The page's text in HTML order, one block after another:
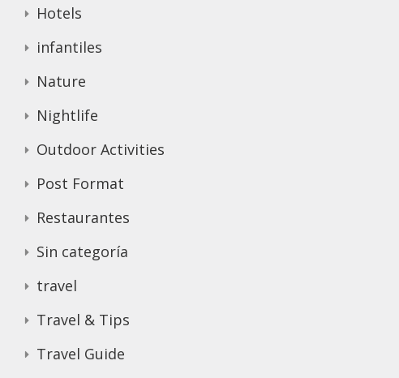
Hotels
infantiles
Nature
Nightlife
Outdoor Activities
Post Format
Restaurantes
Sin categoría
travel
Travel & Tips
Travel Guide